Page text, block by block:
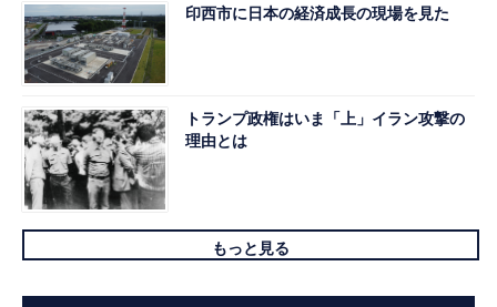
印西市に日本の経済成長の現場を見た
トランプ政権はいま「上」イラン攻撃の
理由とは
もっと見る